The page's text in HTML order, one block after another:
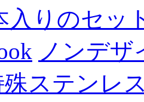
入りのセッ
ノンデザ
殊ステンレ